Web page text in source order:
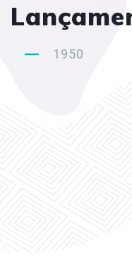
1950